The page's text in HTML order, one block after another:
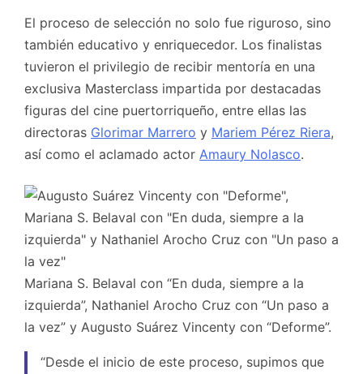
El proceso de selección no solo fue riguroso, sino
también educativo y enriquecedor. Los finalistas
tuvieron el privilegio de recibir mentoría en una
exclusiva Masterclass impartida por destacadas
figuras del cine puertorriqueño, entre ellas las
directoras Glorimar Marrero y Mariem Pérez Riera,
así como el aclamado actor Amaury Nolasco.
Mariana S. Belaval con “En duda, siempre a la
izquierda”, Nathaniel Arocho Cruz con “Un paso a
la vez” y Augusto Suárez Vincenty con “Deforme”.
“Desde el inicio de este proceso, supimos que